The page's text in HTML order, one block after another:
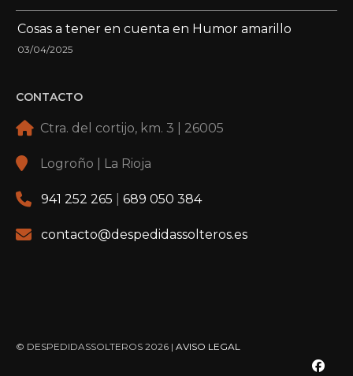
Cosas a tener en cuenta en Humor amarillo
03/04/2025
CONTACTO
Ctra. del cortijo, km. 3 | 26005
Logroño | La Rioja
941 252 265 689 050 384
contacto@despedidassolteros.es
© DESPEDIDASSOLTEROS 2026 | AVISO LEGAL